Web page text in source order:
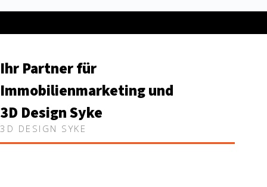
Ihr Partner für
Immobilienmarketing und
3D Design Syke
3D DESIGN SYKE